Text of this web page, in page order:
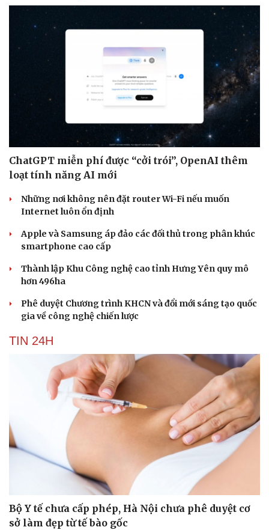
ChatGPT miễn phí được “cởi trói”, OpenAI thêm
loạt tính năng AI mới
Những nơi không nên đặt router Wi-Fi nếu muốn
Internet luôn ổn định
Apple và Samsung áp đảo các đối thủ trong phân khúc
smartphone cao cấp
Thành lập Khu Công nghệ cao tỉnh Hưng Yên quy mô
hơn 496ha
Phê duyệt Chương trình KHCN và đổi mới sáng tạo quốc
gia về công nghệ chiến lược
TIN 24H
Bộ Y tế chưa cấp phép, Hà Nội chưa phê duyệt cơ
sở làm đẹp từ tế bào gốc